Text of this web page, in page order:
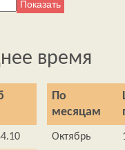
время
По
месяцам
Октябрь